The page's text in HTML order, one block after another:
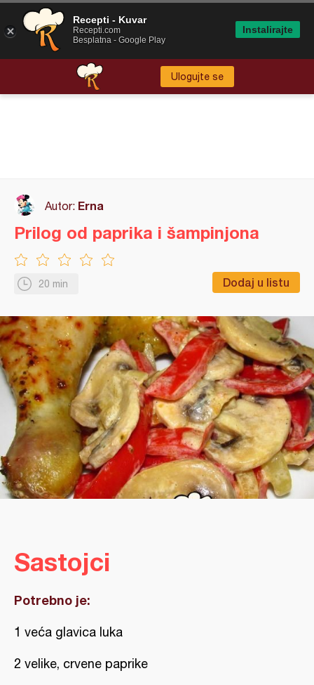
Ulogujte se
Autor: Erna
20 min Dodaj u listu
Prilog od paprika i šampinjona
Sastojci
Potrebno je:
1 veća glavica luka
2 velike, crvene paprike
Recepti - Kuvar
Recepti.com
Besplatna - Google Play
Instalirajte